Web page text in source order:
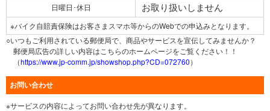
日曜日･休日 お取り扱いしません
※バイク自賠責保険はお客さまスマホ等からのWebでの申込みとなります。
○いつもご利用されている郵便局で、商品やサービスを宣伝してみませんか？
郵便局広告の詳しい内容はこちらのホームページをご覧ください！！
（https://www.jp-comm.jp/showshop.php?CD=072760）
お問い合わせ
※サービスの内容によってお問い合わせ先が異なります。